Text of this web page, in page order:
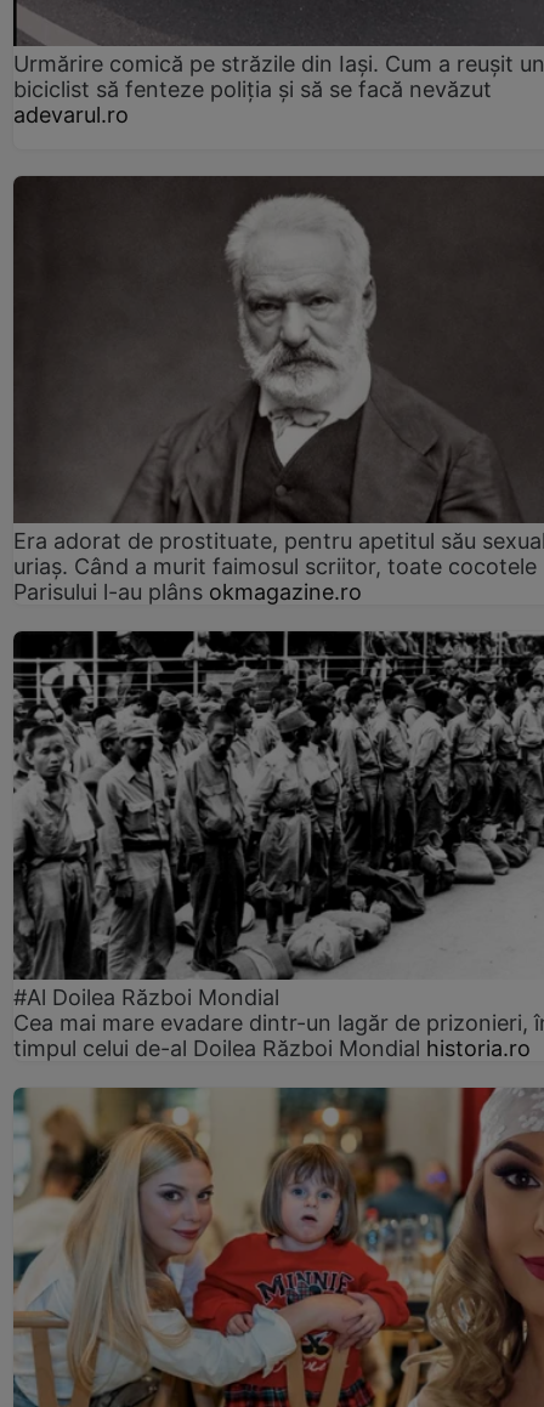
Urmărire comică pe străzile din Iași. Cum a reușit un
biciclist să fenteze poliția și să se facă nevăzut
adevarul.ro
Era adorat de prostituate, pentru apetitul său
uriaș. Când a murit faimosul scriitor, toate cocotele
Parisului l-au plâns okmagazine.ro
#Al Doilea Război Mondial
Cea mai mare evadare dintr-un lagăr de prizonieri,
timpul celui de-al Doilea Război Mondial historia.ro